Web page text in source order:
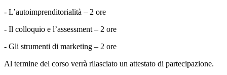
- L’autoimprenditorialità – 2 ore
- Il colloquio e l’assessment – 2 ore
- Gli strumenti di marketing – 2 ore
Al termine del corso verrà rilasciato un attestato di partecipazione.